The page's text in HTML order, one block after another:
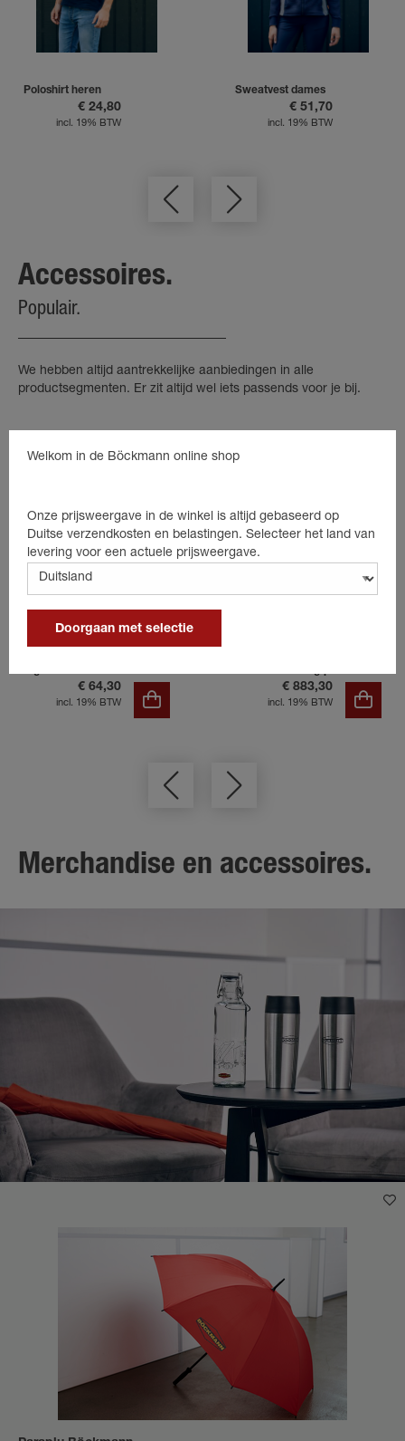
Poloshirt heren
€ 24,80
incl. 19% BTW
Sweatvest dames
€ 51,70
incl. 19% BTW
Accessoires.
Populair.
We hebben altijd aantrekkelijke aanbiedingen in alle
productsegmenten. Er zit altijd wel iets passends voor je bij.
€ 64,30
incl. 19% BTW
€ 883,30
incl. 19% BTW
Merchandise en accessoires.
Welkom in de Böckmann online shop
Onze prijsweergave in de winkel is altijd gebaseerd op
Duitse verzendkosten en belastingen. Selecteer het land van
levering voor een actuele prijsweergave.
Doorgaan met selectie